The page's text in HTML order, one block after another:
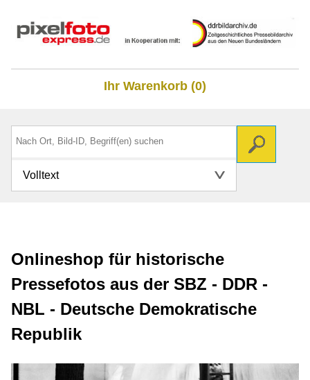
Ihr Warenkorb (0)
Volltext
Onlineshop für historische
Pressefotos aus der SBZ - DDR -
NBL - Deutsche Demokratische
Republik